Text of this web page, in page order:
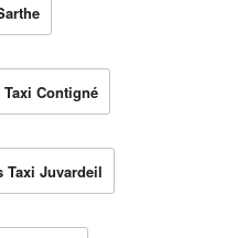
Taxi Contigné
Taxi Juvardeil